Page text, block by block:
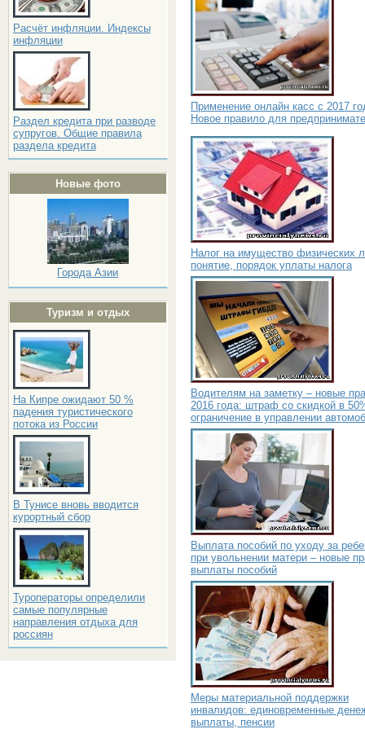
Расчёт инфляции. Индексы
инфляции
Раздел кредита при разводе
супругов. Общие правила
раздела кредита
Новые фото
Города Азии
Туризм и отдых
На Кипре ожидают 50 %
падения туристического
потока из России
В Тунисе вновь вводится
курортный сбор
Туроператоры определили
самые популярные
направления отдыха для
россиян
Применение онлайн касс с 2017
Новое правило для
Налог на имущество физических
понятие, порядок уплаты налога
Водителям на заметку – новые
2016 года: штраф со скидкой в
ограничение в управлении
Выплата пособий по уходу за
при увольнении матери – новые
выплаты пособий
Меры материальной поддержки
инвалидов: единовременные
выплаты, пенсии